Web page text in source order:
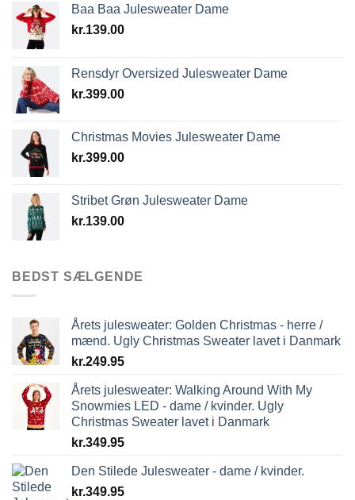
Baa Baa Julesweater Dame
kr.139.00
Rensdyr Oversized Julesweater Dame
kr.399.00
Christmas Movies Julesweater Dame
kr.399.00
Stribet Grøn Julesweater Dame
kr.139.00
BEDST SÆLGENDE
Årets julesweater: Golden Christmas - herre /
mænd. Ugly Christmas Sweater lavet i Danmark
kr.249.95
Årets julesweater: Walking Around With My
Snowmies LED - dame / kvinder. Ugly
Christmas Sweater lavet i Danmark
kr.349.95
Den Stilede Julesweater - dame / kvinder.
kr.349.95